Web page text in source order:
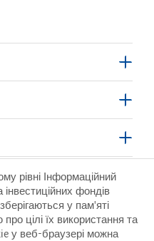
рівні Інформаційний
інвестиційних фондів
у пам'яті
цілі їх використання та
у веб-браузері можна